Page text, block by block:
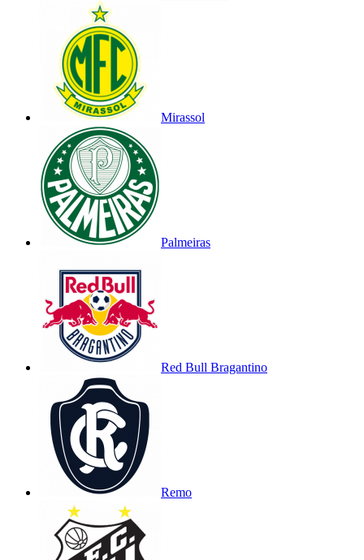
Mirassol
Palmeiras
Red Bull Bragantino
Remo